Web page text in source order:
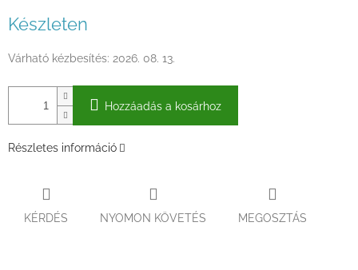
Készleten
Várható kézbesítés: 2026. 08. 13.
Hozzáadás a kosárhoz
Részletes információ
KÉRDÉS NYOMON KÖVETÉS MEGOSZTÁS